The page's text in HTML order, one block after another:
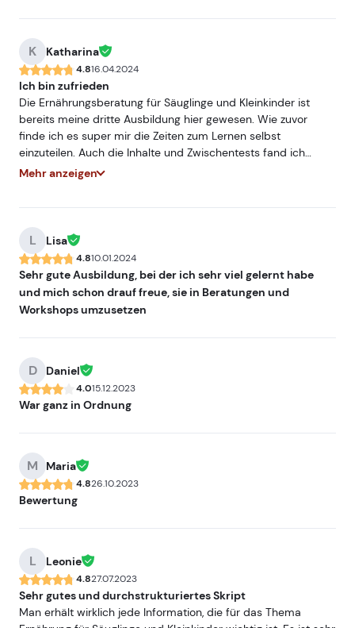
K Katharina
4.816.04.2024
Ich bin zufrieden
Die Ernährungsberatung für Säuglinge und Kleinkinder ist
bereits meine dritte Ausbildung hier gewesen. Wie zuvor
finde ich es super mir die Zeiten zum Lernen selbst
einzuteilen. Auch die Inhalte und Zwischentests fand ich
super. Ich glaube aber, dass man die Abschlussfragen dann
Mehr anzeigen
L Lisa
4.810.01.2024
Sehr gute Ausbildung, bei der ich sehr viel gelernt habe
und mich schon drauf freue, sie in Beratungen und
Workshops umzusetzen
D Daniel
4.015.12.2023
War ganz in Ordnung
M Maria
4.826.10.2023
Bewertung
L Leonie
4.827.07.2023
Sehr gutes und durchstrukturiertes Skript
Man erhält wirklich jede Information, die für das Thema